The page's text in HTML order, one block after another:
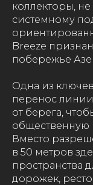
коллекторы,
системному
Breeze
побережье
Одна из
перенос
от берега,
Вместо
в 50 метров
пространства
дорожек,